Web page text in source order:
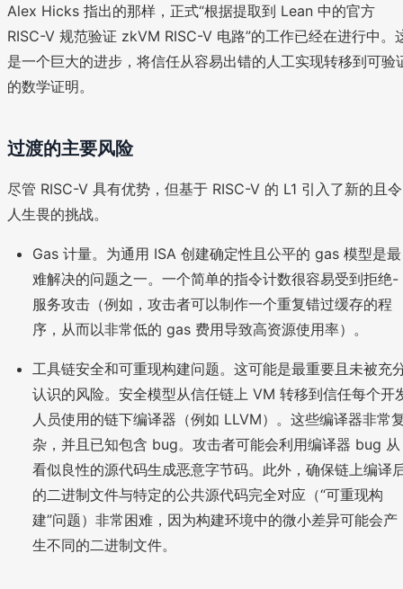
Alex Hicks 指出的那样，正式“根据提取到 Lean 中的官方
RISC-V 规范验证 zkVM RISC-V 电路”的工作已经在进行中。
是一个巨大的进步，将信任从容易出错的人工实现转移到可验
的数学证明。
过渡的主要风险
尽管 RISC-V 具有优势，但基于 RISC-V 的 L1 引入了新的且令
人生畏的挑战。
Gas 计量。为通用 ISA 创建确定性且公平的 gas 模型是最
难解决的问题之一。一个简单的指令计数很容易受到拒绝-
服务攻击（例如，攻击者可以制作一个重复错过缓存的程
序，从而以非常低的 gas 费用导致高资源使用率）。
工具链安全和可重现构建问题。这可能是最重要且未被充
认识的风险。安全模型从信任链上 VM 转移到信任每个开
人员使用的链下编译器（例如 LLVM）。这些编译器非常
杂，并且已知包含 bug。攻击者可能会利用编译器 bug 从
看似良性的源代码生成恶意字节码。此外，确保链上编译
的二进制文件与特定的公共源代码完全对应（“可重现构
建”问题）非常困难，因为构建环境中的微小差异可能会产
生不同的二进制文件。